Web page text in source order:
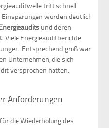
tritt schnell
wurden deutlich
und deren
. Viele Energieauditberichte
Entsprechend groß war
Unternehmen, die sich
versprochen hatten.
Anforderungen
die Wiederholung des